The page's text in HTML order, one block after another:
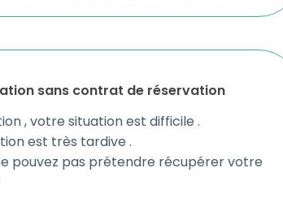
sans contrat de réservation
, votre situation est difficile .
est très tardive .
pouvez pas prétendre récupérer votre